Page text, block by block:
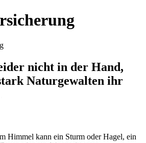
nicht in der Hand,
Naturgewalten ihr
Himmel kann ein Sturm oder Hagel, ein